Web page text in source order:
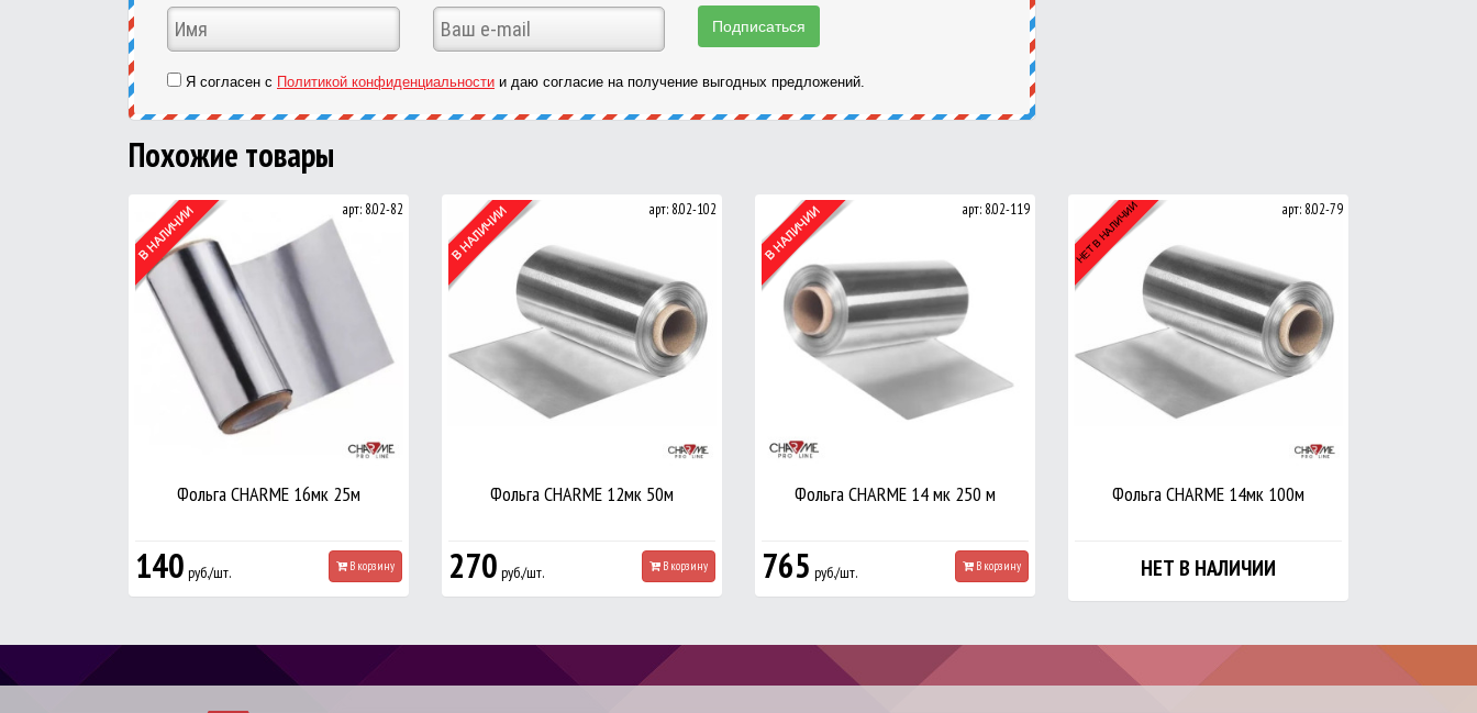
Я согласен с Политикой конфиденциальности и даю согласие на получение выгодных предложений.
Похожие товары
арт: 8.02-82
Фольга CHARME 16мк 25м
140 руб./шт. В корзину
арт: 8.02-102
Фольга CHARME 12мк 50м
270 руб./шт. В корзину
арт: 8.02-119
Фольга CHARME 14 мк 250 м
765 руб./шт. В корзину
арт: 8.02-79
Фольга CHARME 14мк 100м
НЕТ В НАЛИЧИИ